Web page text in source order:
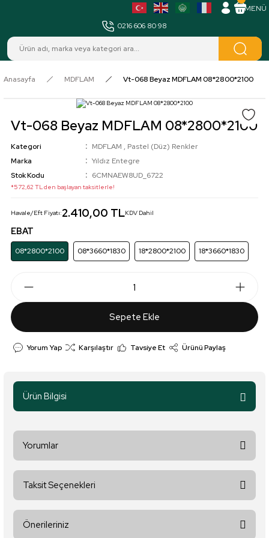
0216 606 80 98
Anasayfa MDFLAM Vt-068 Beyaz MDFLAM 08*2800*2100
Vt-068 Beyaz MDFLAM 08*2800*2100
Kategori MDFLAM , Pastel (Düz) Renkler
Marka
Yıldız Entegre
Stok Kodu
6CMNAEW8UD_6722
*572,62 TL den başlayan taksitlerle!
Havale/Eft Fiyatı:2.410,00 TLKDV Dahil
EBAT
08*2800*2100 08*3660*1830 18*2800*2100 18*3660*1830
Sepete Ekle
Yorum Yap Karşılaştır Tavsiye Et Ürünü Paylaş
Ürün Bilgisi
Yorumlar
Taksit Seçenekleri
Önerileriniz